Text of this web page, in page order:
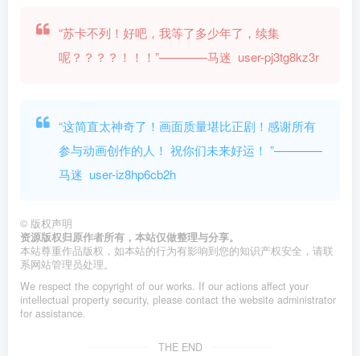
“苏卡不列！好吧，我等了多少年了，续集
呢？？？？！！！”————马迷 user-pj3tg8kz3r
“这简直太神奇了！画面质量堪比正剧！感谢所有
参与动画创作的人！ 祝你们未来好运！ ”————
马迷 user-iz8hp6cb2h
© 版权声明
资源版权归原作者所有，本站仅做整理与分享。
本站尊重作品版权，如本站的行为有影响到您的知识产权安全，请联
系网站管理员处理。
We respect the copyright of our works. If our actions affect your
intellectual property security, please contact the website administrator
for assistance.
THE END